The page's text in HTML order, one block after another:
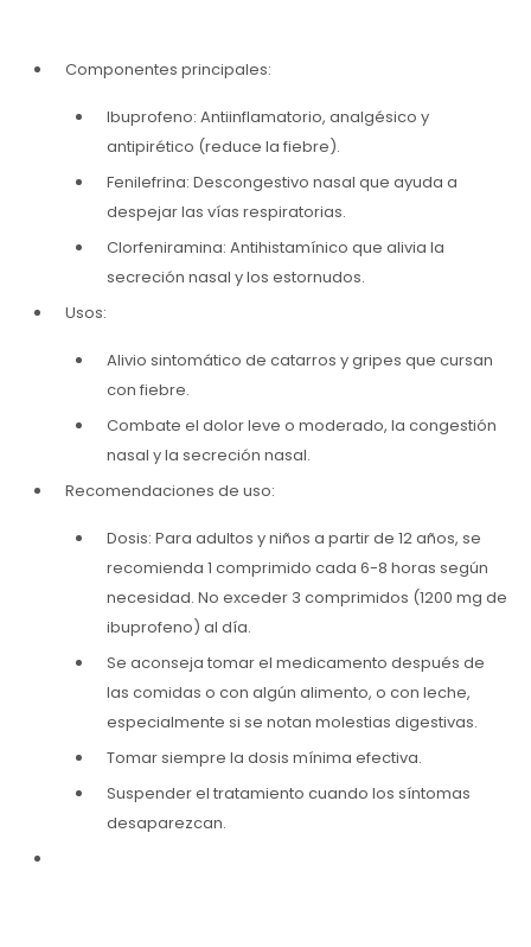
Componentes principales:
Ibuprofeno: Antiinflamatorio, analgésico y
antipirético (reduce la fiebre).
Fenilefrina: Descongestivo nasal que ayuda a
despejar las vías respiratorias.
Clorfeniramina: Antihistamínico que alivia la
secreción nasal y los estornudos.
Usos:
Alivio sintomático de catarros y gripes que cursan
con fiebre.
Combate el dolor leve o moderado, la congestión
nasal y la secreción nasal.
Recomendaciones de uso:
Dosis: Para adultos y niños a partir de 12 años, se
recomienda 1 comprimido cada 6-8 horas según
necesidad. No exceder 3 comprimidos (1200 mg de
ibuprofeno) al día.
Se aconseja tomar el medicamento después de
las comidas o con algún alimento, o con leche,
especialmente si se notan molestias digestivas.
Tomar siempre la dosis mínima efectiva.
Suspender el tratamiento cuando los síntomas
desaparezcan.